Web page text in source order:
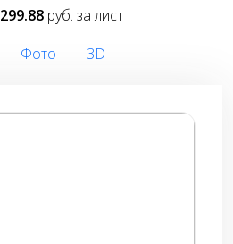
299.88 руб. за лист
Фото 3D